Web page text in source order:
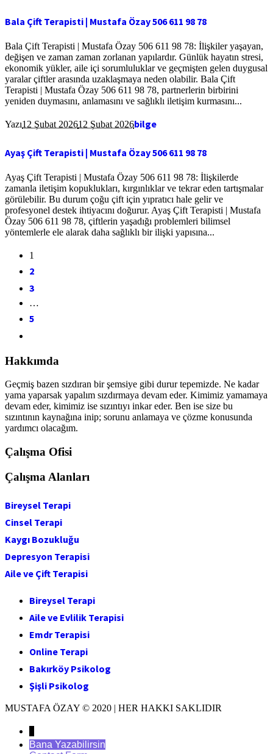
Bala Çift Terapisti | Mustafa Özay 506 611 98 78
Bala Çift Terapisti | Mustafa Özay 506 611 98 78: İlişkiler yaşayan,
değişen ve zaman zaman zorlanan yapılardır. Günlük hayatın stresi,
ekonomik yükler, aile içi sorumluluklar ve geçmişten gelen duygusal
yaralar çiftler arasında uzaklaşmaya neden olabilir. Bala Çift
Terapisti | Mustafa Özay 506 611 98 78, partnerlerin birbirini
yeniden duymasını, anlamasını ve sağlıklı iletişim kurmasını...
Yazı12 Şubat 202612 Şubat 2026bilge
Ayaş Çift Terapisti | Mustafa Özay 506 611 98 78
Ayaş Çift Terapisti | Mustafa Özay 506 611 98 78: İlişkilerde
zamanla iletişim kopuklukları, kırgınlıklar ve tekrar eden tartışmalar
görülebilir. Bu durum çoğu çift için yıpratıcı hale gelir ve
profesyonel destek ihtiyacını doğurur. Ayaş Çift Terapisti | Mustafa
Özay 506 611 98 78, çiftlerin yaşadığı problemleri bilimsel
yöntemlerle ele alarak daha sağlıklı bir ilişki yapısına...
1
2
3
…
5
Hakkımda
Geçmiş bazen sızdıran bir şemsiye gibi durur tepemizde. Ne kadar
yama yaparsak yapalım sızdırmaya devam eder. Kimimiz yamamaya
devam eder, kimimiz ise sızıntıyı inkar eder. Ben ise size bu
sızıntının kaynağına inip; sorunu anlamaya ve çözme konusunda
yardımcı olacağım.
Çalışma Ofisi
Çalışma Alanları
Bireysel Terapi
Cinsel Terapi
Kaygı Bozukluğu
Depresyon Terapisi
Aile ve Çift Terapisi
Bireysel Terapi
Aile ve Evlilik Terapisi
Emdr Terapisi
Online Terapi
Bakırköy Psikolog
Şişli Psikolog
MUSTAFA ÖZAY © 2020 | HER HAKKI SAKLIDIR
Bana Yazabilirsin